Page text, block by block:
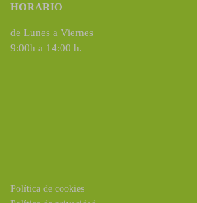
HORARIO
de Lunes a Viernes
9:00h a 14:00 h.
Política de cookies